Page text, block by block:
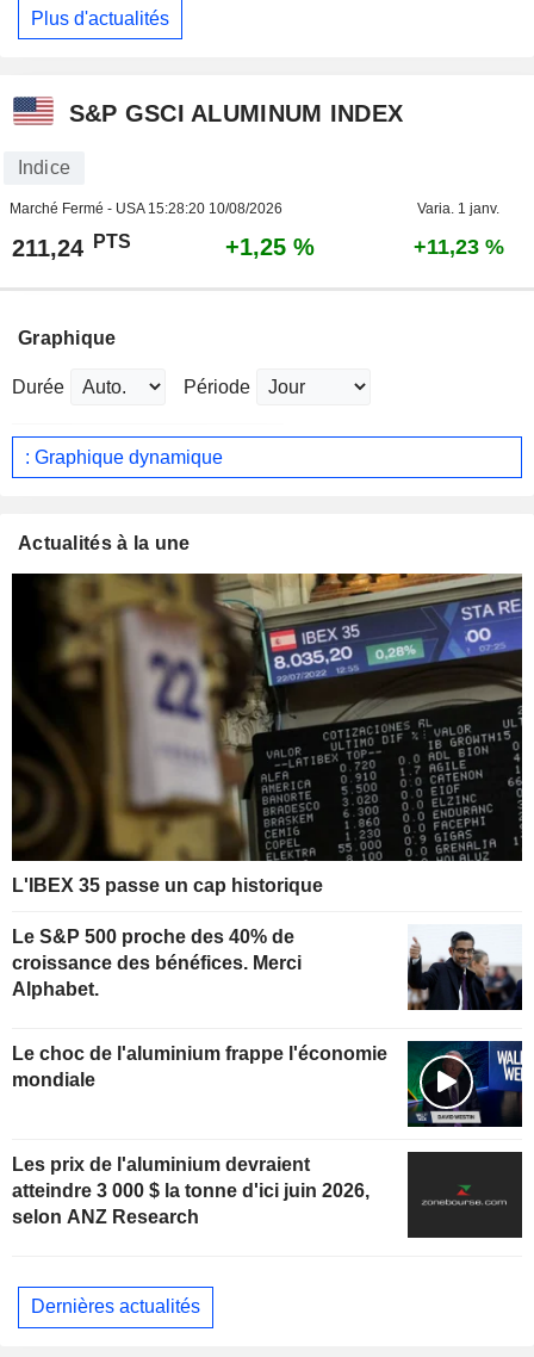
Plus d'actualités
S&P GSCI ALUMINUM INDEX
Indice
Marché Fermé - USA 15:28:20 10/08/2026 Varia. 1 janv.
211,24 PTS +1,25 % +11,23 %
Graphique
Durée Période
: Graphique dynamique
Actualités à la une
L'IBEX 35 passe un cap historique
Le S&P 500 proche des 40% de
croissance des bénéfices. Merci
Alphabet.
Le choc de l'aluminium frappe l'économie
mondiale
Les prix de l'aluminium devraient
atteindre 3 000 $ la tonne d'ici juin 2026,
selon ANZ Research
Dernières actualités